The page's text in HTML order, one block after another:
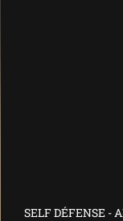
SELF DÉFENSE -